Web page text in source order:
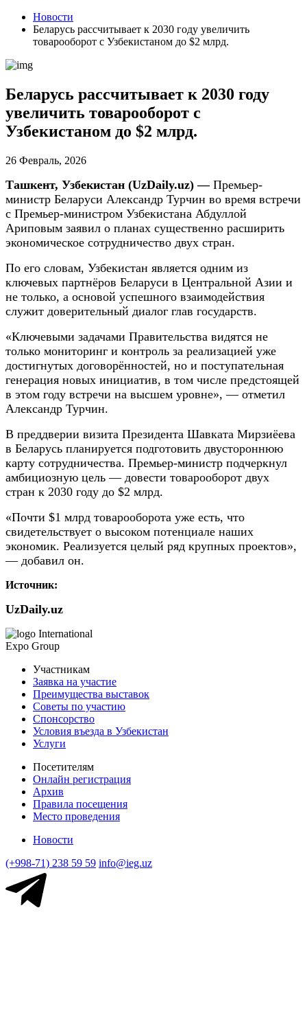
Новости
Беларусь рассчитывает к 2030 году увеличить
товарооборот с Узбекистаном до $2 млрд.
Беларусь рассчитывает к 2030 году
увеличить товарооборот с
Узбекистаном до $2 млрд.
26 Февраль, 2026
Ташкент, Узбекистан (UzDaily.uz) — Премьер-
министр Беларуси Александр Турчин во время встречи
с Премьер-министром Узбекистана Абдуллой
Ариповым заявил о планах существенно расширить
экономическое сотрудничество двух стран.
По его словам, Узбекистан является одним из
ключевых партнёров Беларуси в Центральной Азии и
не только, а основой успешного взаимодействия
служит доверительный диалог глав государств.
«Ключевыми задачами Правительства видятся не
только мониторинг и контроль за реализацией уже
достигнутых договорённостей, но и поступательная
генерация новых инициатив, в том числе предстоящей
в этом году встречи на высшем уровне», — отметил
Александр Турчин.
В преддверии визита Президента Шавката Мирзиёева
в Беларусь планируется подготовить двустороннюю
карту сотрудничества. Премьер-министр подчеркнул
амбициозную цель — довести товарооборот двух
стран к 2030 году до $2 млрд.
«Почти $1 млрд товарооборота уже есть, что
свидетельствует о высоком потенциале наших
экономик. Реализуется целый ряд крупных проектов»,
— добавил он.
Источник:
UzDaily.uz
International
Expo Group
Участникам
Заявка на участие
Преимущества выставок
Советы по участию
Спонсорство
Условия въезда в Узбекистан
Услуги
Посетителям
Онлайн регистрация
Архив
Правила посещения
Место проведения
Новости
(+998-71) 238 59 59 info@ieg.uz